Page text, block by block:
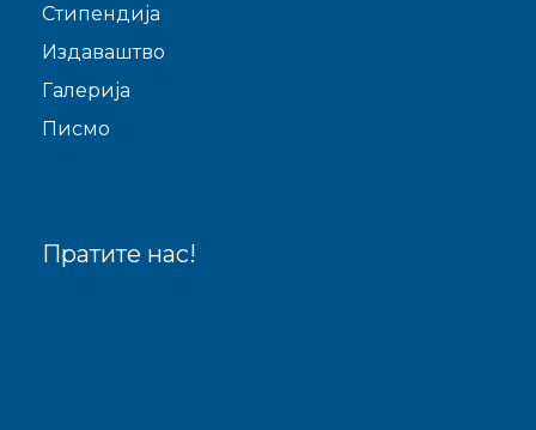
Стипендија
Издаваштво
Галерија
Писмо
Пратите нас!